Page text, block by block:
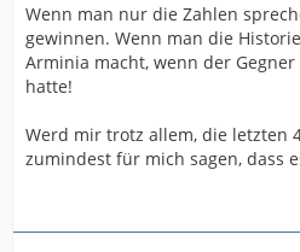
Wenn man nur die Zahlen
gewinnen. Wenn man die
Arminia macht, wenn der
hatte!
Werd mir trotz allem, die letzten
zumindest für mich sagen, dass